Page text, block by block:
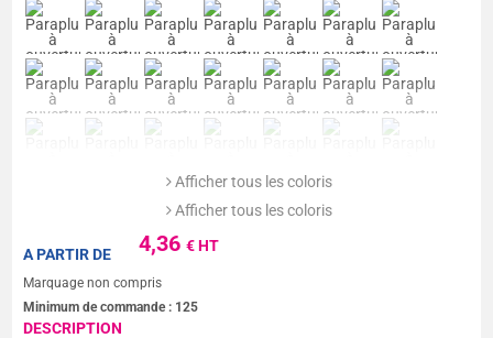
Afficher tous les coloris
Afficher tous les coloris
4,36€ HT
A PARTIR DE
Marquage non compris
Minimum de commande : 125
DESCRIPTION